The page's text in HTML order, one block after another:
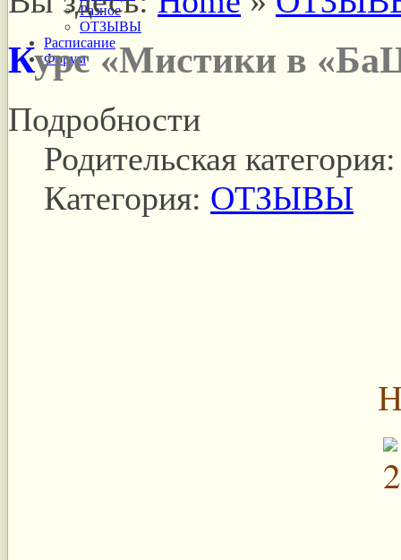
Разное
ОТЗЫВЫ
Расписание
Форум
Курс «Мистики в
Подробности
Родительская
Категория: ОТЗЫВЫ